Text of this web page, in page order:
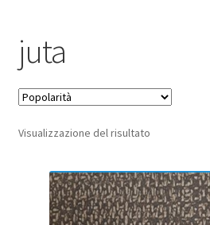
Privacy Policy
juta
Visualizzazione del risultato